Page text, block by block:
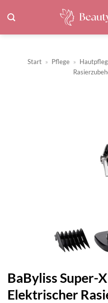
Inhalt
springen
Start » Pflege »
BaByliss Super-
Elektrischer